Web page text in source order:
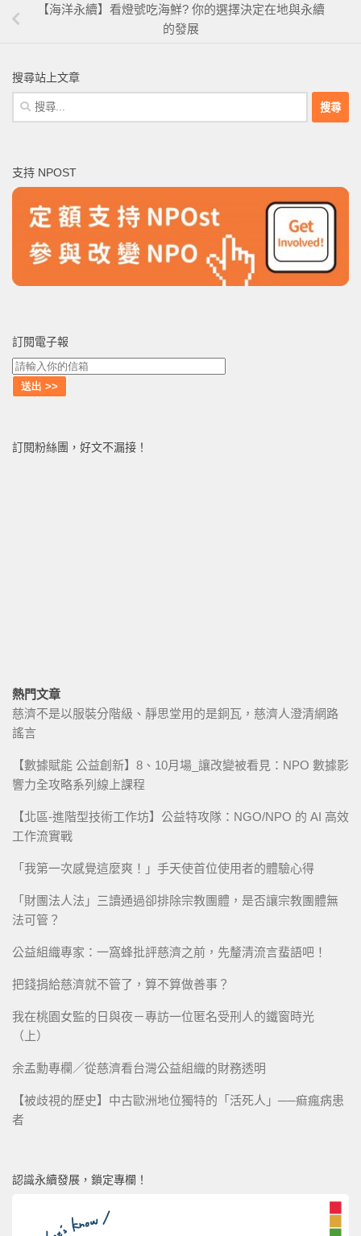
【海洋永續】看燈號吃海鮮? 你的選擇決定在地與永續
的發展
搜尋站上文章
搜
尋
字:
支持 NPOST
訂閱電子報
訂閱粉絲團，好文不漏接！
熱門文章
慈濟不是以服裝分階級、靜思堂用的是銅瓦，慈濟人澄清網路
謠言
【數據賦能 公益創新】8、10月場_讓改變被看見：NPO 數據影
響力全攻略系列線上課程
【北區-進階型技術工作坊】公益特攻隊：NGO/NPO 的 AI 高效
工作流實戰
「我第一次感覺這麼爽！」手天使首位使用者的體驗心得
「財團法人法」三讀通過卻排除宗教團體，是否讓宗教團體無
法可管？
公益組織專家：一窩蜂批評慈濟之前，先釐清流言蜚語吧！
把錢捐給慈濟就不管了，算不算做善事？
我在桃園女監的日與夜－專訪一位匿名受刑人的鐵窗時光
（上）
余孟勳專欄／從慈濟看台灣公益組織的財務透明
【被歧視的歷史】中古歐洲地位獨特的「活死人」──痲瘋病患
者
認識永續發展，鎖定專欄！